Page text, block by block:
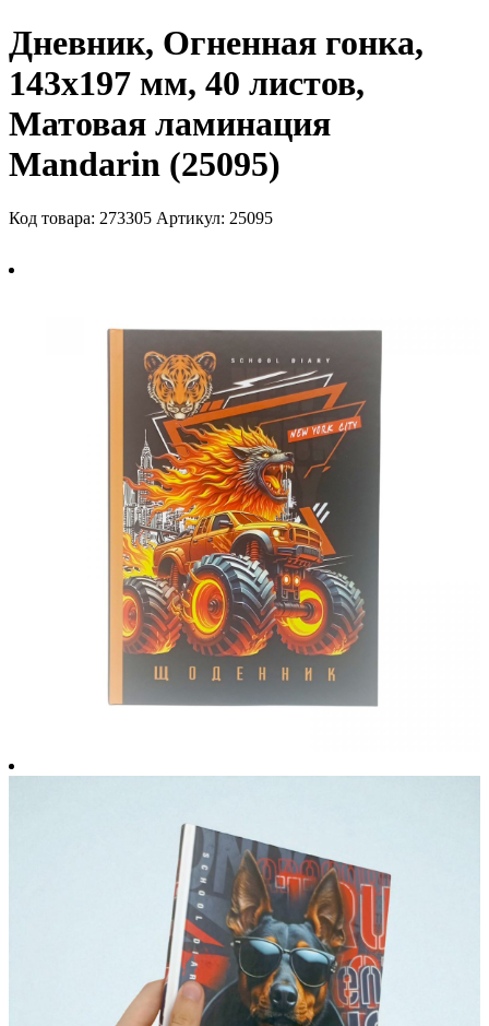
Дневник, Огненная гонка,
143х197 мм, 40 листов,
Матовая ламинация
Mandarin (25095)
Код товара: 273305 Артикул: 25095